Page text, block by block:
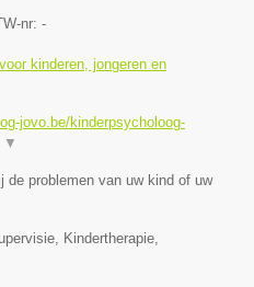
nr: -
kinderen, jongeren en
jovo.be/kinderpsycholoog-
▼
de problemen van uw kind of uw
Kindertherapie,